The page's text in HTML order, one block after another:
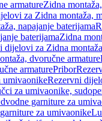
armatureZidna
za Zidna montaža,
napajanje baterijama
baterijamaZidna
dijelovi za Zidna
dvoručne armature
armaturePribor
umivaonikeRezervni
za umivaonike,
garniture za
za umivaonike